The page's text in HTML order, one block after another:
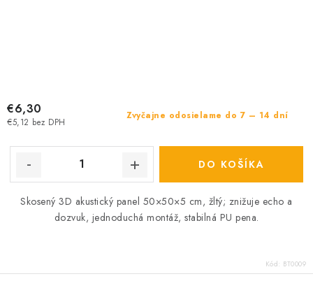
Zvyčajne odosielame do 7 – 14 dní
€5,12 bez DPH
€6,30
DO KOŠÍKA
Skosený 3D akustický panel 50×50×5 cm, žltý; znižuje echo a
dozvuk, jednoduchá montáž, stabilná PU pena.
Kód: BT0009